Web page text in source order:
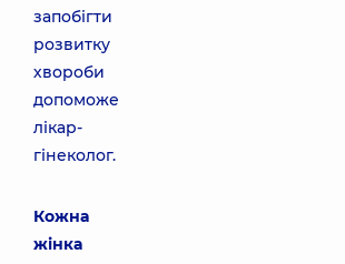
запобігти
розвитку
хвороби
допоможе
лікар-
гінеколог.
Кожна
жінка